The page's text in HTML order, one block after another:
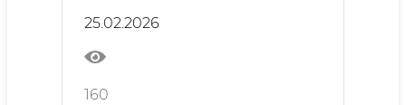
25.02.2026
160